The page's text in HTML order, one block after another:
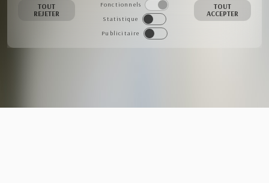
TOUT
REJETER
Fonctionnels
Statistique
Publicitaire
TOUT
ACCEPTER